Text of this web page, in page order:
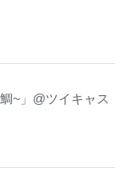
~」@ツイキャス